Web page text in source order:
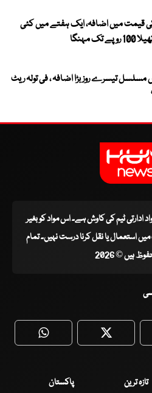
قیمت میں اضافہ، ایک ہفتے میں کئی
تیسرے روز بڑا اضافہ ، فی تولہ ریٹ
ادارتی ٹیم کی کاوش ہے۔ اس مواد کو بغیر
استعمال یا نقل کرنا درست نہیں۔ تمام
ہیں © 2026
WhatsApp Twitter
تازہ ترین
پاکستان